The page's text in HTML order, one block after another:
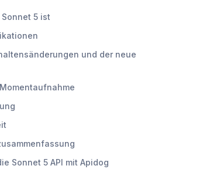
5 ist
und der neue
Sonnet 5 API mit Apidog